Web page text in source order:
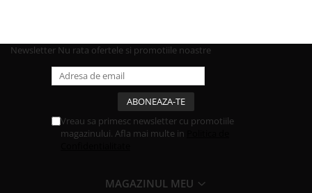
Newsletter Nu rata ofertele si promotiile noastre
Vreau sa primesc newsletter cu promotiile
magazinului. Afla mai multe in
MAGAZINUL MEU